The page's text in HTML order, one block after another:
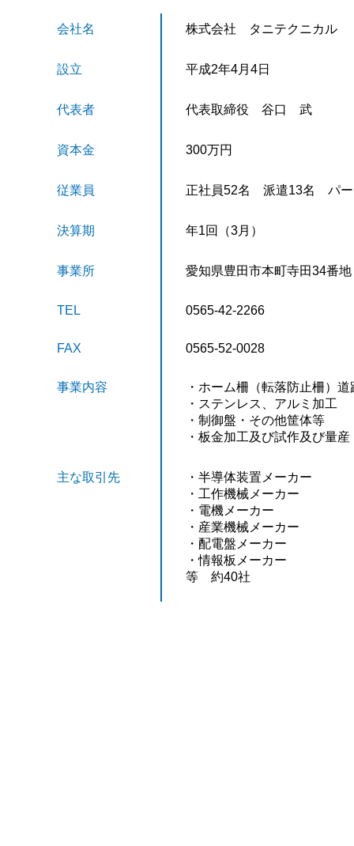
会社名 株式会社 タニテクニカル
設立 平成2年4月4日
代表者 代表取締役 谷口 武
資本金 300万円
従業員 正社員52名 派遣13名 パ
決算期 年1回（3月）
事業所 愛知県豊田市本町寺田34番地
TEL 0565-42-2266
FAX 0565-52-0028
事業内容
・ホーム柵（転落防止柵
・ステンレス、アルミ加工
・制御盤・その他筐体等
・板金加工及び試作及び量産
主な取引先
・半導体装置メーカー
・工作機械メーカー
・電機メーカー
・産業機械メーカー
・配電盤メーカー
・情報板メーカー
等 約40社